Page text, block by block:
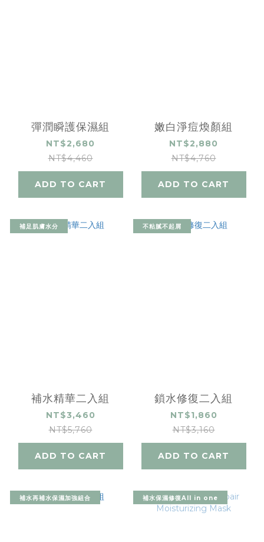
彈潤瞬護保濕組
NT$2,680
NT$4,460
ADD TO CART
嫩白淨痘煥顏組
NT$2,880
NT$4,760
ADD TO CART
補足肌膚水分
補水精華二入組
NT$3,460
NT$5,760
ADD TO CART
不粘膩不起屑
鎖水修復二入組
NT$1,860
NT$3,160
ADD TO CART
補水再補水保濕加強組合 補水保濕修復All in one